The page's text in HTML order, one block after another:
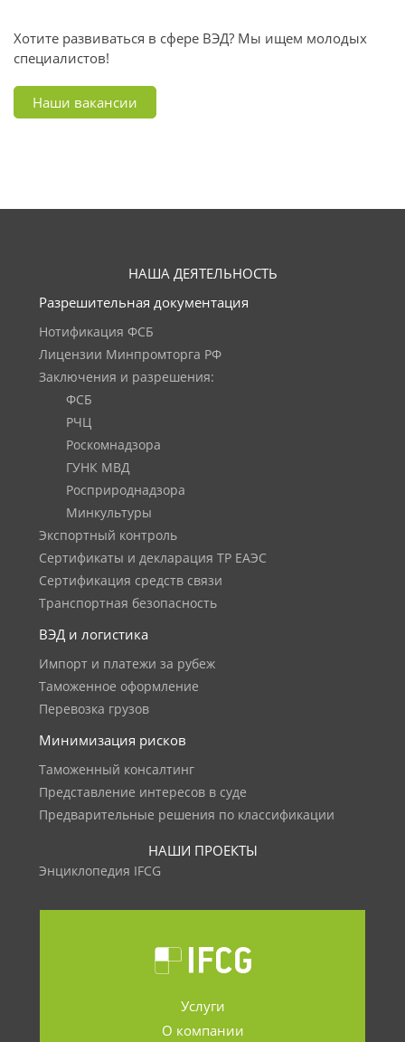
Хотите развиваться в сфере ВЭД? Мы ищем молодых
специалистов!
Наши вакансии
НАША ДЕЯТЕЛЬНОСТЬ
Разрешительная документация
Нотификация ФСБ
Лицензии Минпромторга РФ
Заключения и разрешения:
ФСБ
РЧЦ
Роскомнадзора
ГУНК МВД
Росприроднадзора
Минкультуры
Экспортный контроль
Сертификаты и декларация ТР ЕАЭС
Сертификация средств связи
Транспортная безопасность
ВЭД и логистика
Импорт и платежи за рубеж
Таможенное оформление
Перевозка грузов
Минимизация рисков
Таможенный консалтинг
Представление интересов в суде
Предварительные решения по классификации
НАШИ ПРОЕКТЫ
Энциклопедия IFCG
Услуги
О компании